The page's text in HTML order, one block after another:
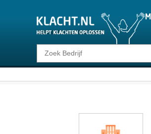
Klacht melden